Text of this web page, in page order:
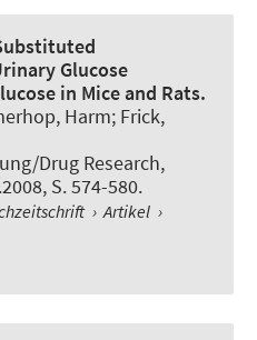
Glucose
in Mice and Rats.
Harm; Frick,
Drug Research,
S. 574-580.
› Artikel ›